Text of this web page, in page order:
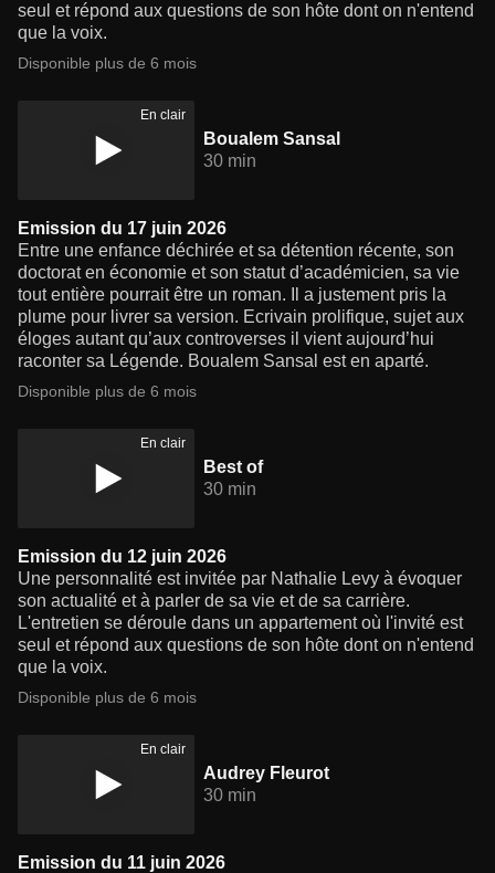
seul et répond aux questions de son hôte dont on n'entend
que la voix.
Disponible plus de 6 mois
En clair
Boualem Sansal
30 min
Emission du 17 juin 2026
Entre une enfance déchirée et sa détention récente, son
doctorat en économie et son statut d’académicien, sa vie
tout entière pourrait être un roman. Il a justement pris la
plume pour livrer sa version. Ecrivain prolifique, sujet aux
éloges autant qu’aux controverses il vient aujourd’hui
raconter sa Légende. Boualem Sansal est en aparté.
Disponible plus de 6 mois
En clair
Best of
30 min
Emission du 12 juin 2026
Une personnalité est invitée par Nathalie Levy à évoquer
son actualité et à parler de sa vie et de sa carrière.
L'entretien se déroule dans un appartement où l'invité est
seul et répond aux questions de son hôte dont on n'entend
que la voix.
Disponible plus de 6 mois
En clair
Audrey Fleurot
30 min
Emission du 11 juin 2026